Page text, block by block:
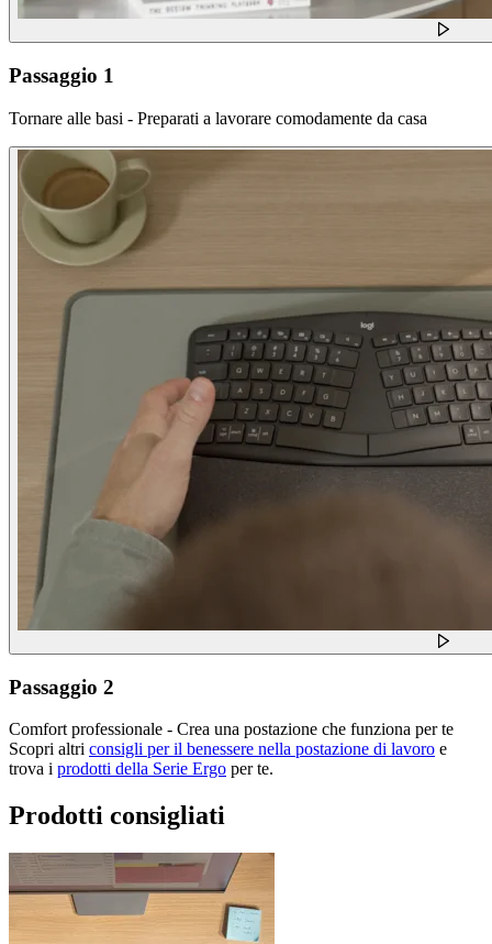
Passaggio 1
Tornare alle basi - Preparati a lavorare comodamente da casa
Passaggio 2
Comfort professionale - Crea una postazione che funziona per te
Scopri altri consigli per il benessere nella postazione di lavoro e
trova i prodotti della Serie Ergo per te.
Prodotti consigliati